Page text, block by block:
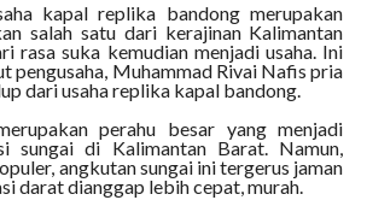
kapal replika bandong merupakan
salah satu dari kerajinan Kalimantan
rasa suka kemudian menjadi usaha. Ini
pengusaha, Muhammad Rivai Nafis pria
dari usaha replika kapal bandong.
perahu besar yang menjadi
sungai di Kalimantan Barat. Namun,
angkutan sungai ini tergerus jaman
darat dianggap lebih cepat, murah.